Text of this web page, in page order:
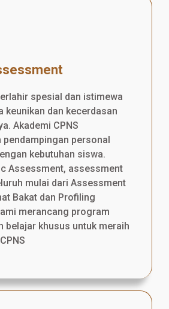
spesial dan istimewa
keunikan dan kecerdasan
Akademi CPNS
personal
kebutuhan siswa.
Assessment, assessment
mulai dari Assessment
Bakat dan Profiling
merancang program
belajar khusus untuk meraih